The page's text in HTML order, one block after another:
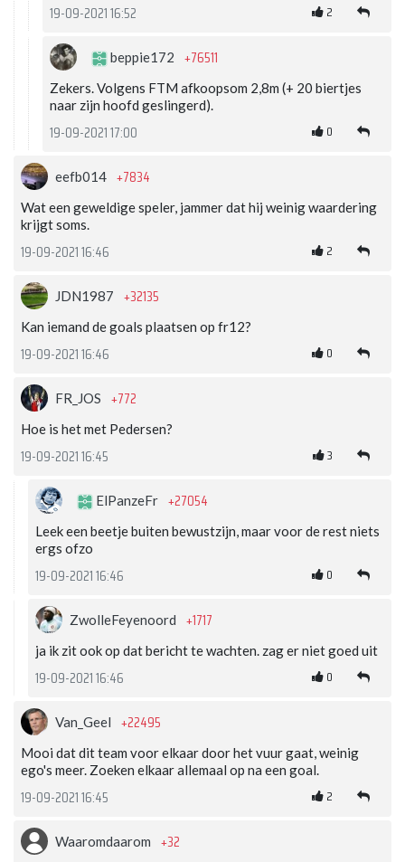
19-09-2021 16:52 2
beppie172 +76511
Zekers. Volgens FTM afkoopsom 2,8m (+ 20 biertjes
naar zijn hoofd geslingerd).
19-09-2021 17:00 0
eefb014 +7834
Wat een geweldige speler, jammer dat hij weinig waardering
krijgt soms.
19-09-2021 16:46 2
JDN1987 +32135
Kan iemand de goals plaatsen op fr12?
19-09-2021 16:46 0
FR_JOS +772
Hoe is het met Pedersen?
19-09-2021 16:45 3
ElPanzeFr +27054
Leek een beetje buiten bewustzijn, maar voor de rest niets
ergs ofzo
19-09-2021 16:46 0
ZwolleFeyenoord +1717
ja ik zit ook op dat bericht te wachten. zag er niet goed uit
19-09-2021 16:46 0
Van_Geel +22495
Mooi dat dit team voor elkaar door het vuur gaat, weinig
ego's meer. Zoeken elkaar allemaal op na een goal.
19-09-2021 16:45 2
Waaromdaarom +32